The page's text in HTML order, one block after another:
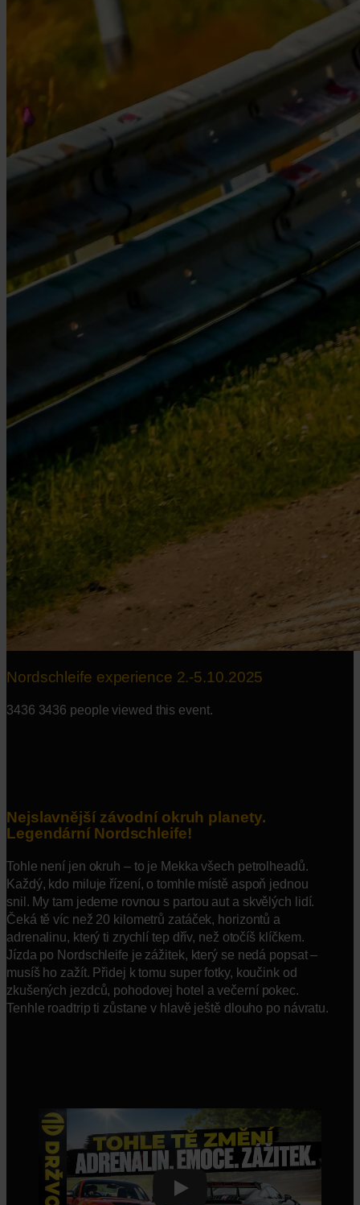
Nordschleife experience 2.-5.10.2025
3436 3436 people viewed this event.
Nejslavnější závodní okruh planety.
Legendární Nordschleife!
Tohle není jen okruh – to je Mekka všech petrolheadů.
Každý, kdo miluje řízení, o tomhle místě aspoň jednou
snil. My tam jedeme rovnou s partou aut a skvělých lidí.
Čeká tě víc než 20 kilometrů zatáček, horizontů a
adrenalinu, který ti zrychlí tep dřív, než otočíš klíčkem.
Jízda po Nordschleife je zážitek, který se nedá popsat –
musíš ho zažít. Přidej k tomu super fotky, koučink od
zkušených jezdců, pohodovej hotel a večerní pokec.
Tenhle roadtrip ti zůstane v hlavě ještě dlouho po návratu.
Play